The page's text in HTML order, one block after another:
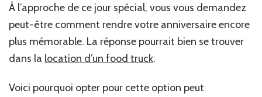
À l’approche de ce jour spécial, vous vous demandez
peut-être comment rendre votre anniversaire encore
plus mémorable. La réponse pourrait bien se trouver
dans la location d’un food truck.
Voici pourquoi opter pour cette option peut